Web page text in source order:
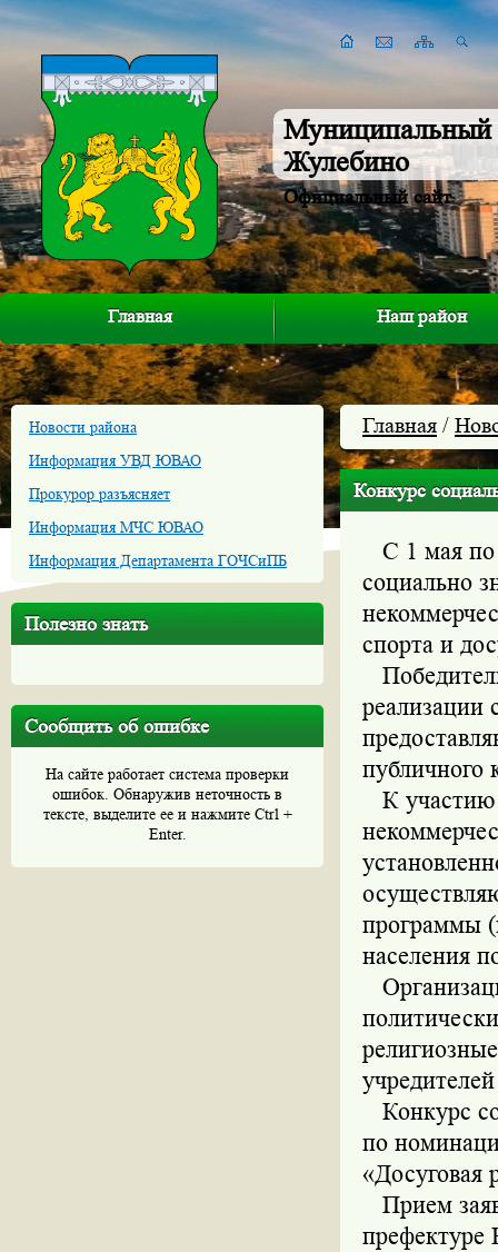
Муниципальный
Жулебино
Официальный сайт
Главная Наш район
Новости района
Информация УВД ЮВАО
Прокурор разъясняет
Информация МЧС ЮВАО
Информация Департамента ГОЧСиПБ
Полезно знать
Сообщить об ошибке
На сайте работает система проверки
ошибок. Обнаружив неточность в
тексте, выделите ее и нажмите Ctrl +
Enter.
Главная /
Конкурс
С 1 мая по
социально
спорта и
реализации
публичного
К участию
программы
населения
Конкурс
по
«Досуговая
Прием